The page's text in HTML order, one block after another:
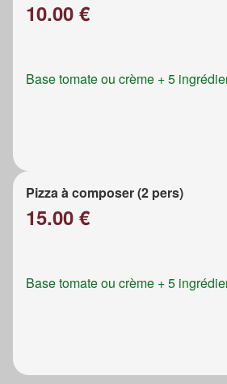
10.00 €
Base tomate ou crème + 5
Pizza à composer (2 pers)
15.00 €
Base tomate ou crème + 5